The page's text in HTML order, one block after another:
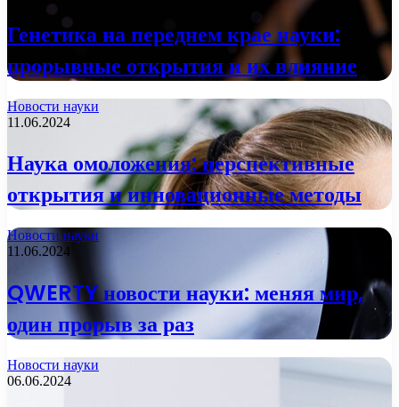
Генетика на переднем крае науки:
прорывные открытия и их влияние
Новости науки
11.06.2024
Наука омоложения: перспективные
открытия и инновационные методы
Новости науки
11.06.2024
QWERTY новости науки: меняя мир,
один прорыв за раз
Новости науки
06.06.2024